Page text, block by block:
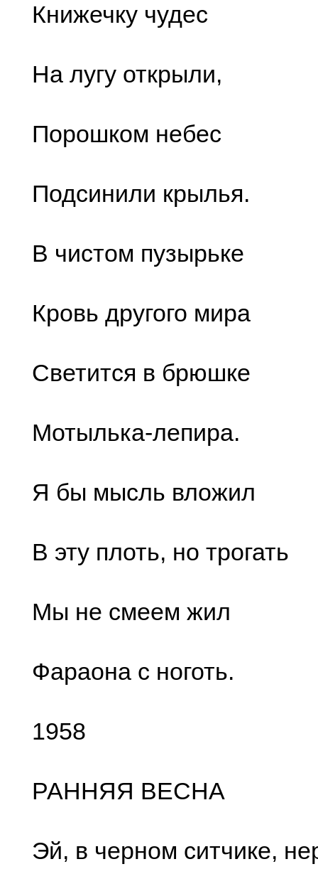
Книжечку чудес
На лугу открыли,
Порошком небес
Подсинили крылья.
В чистом пузырьке
Кровь другого мира
Светится в брюшке
Мотылька-лепира.
Я бы мысль вложил
В эту плоть, но трогать
Мы не смеем жил
Фараона с ноготь.
1958
РАННЯЯ ВЕСНА
Эй, в черном ситчике,